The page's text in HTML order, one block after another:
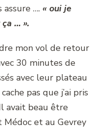
assure …. « oui je
… ».
mon vol de retour
30 minutes de
avec leur plateau
pas que j’ai pris
avait beau être
et au Gevrey